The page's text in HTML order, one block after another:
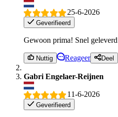
25-6-2026
Geverifieerd
Gewoon prima! Snel
Nuttig Reageer Deel
Gabri Engelaer-Reijnen
11-6-2026
Geverifieerd